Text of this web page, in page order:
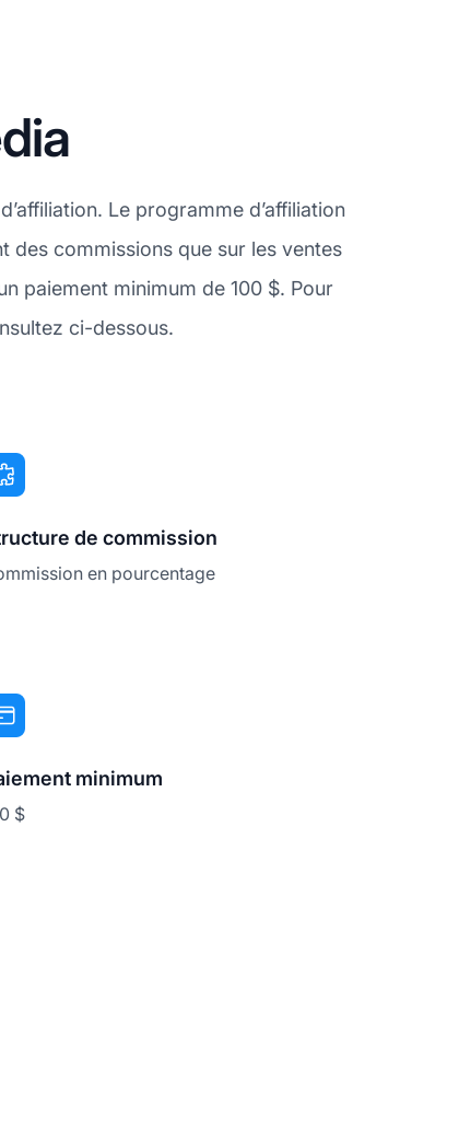
Le programme d’affiliation
des commissions que sur les ventes
paiement minimum de 100 $. Pour
ci-dessous.
de commission
en pourcentage
minimum
$